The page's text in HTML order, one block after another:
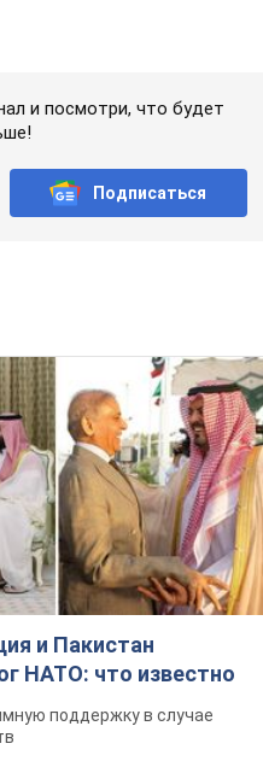
и посмотри, что будет
Подписаться
и Пакистан
НАТО: что известно
поддержку в случае